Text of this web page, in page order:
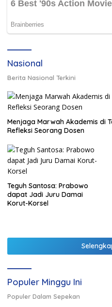
Nasional
Berita Nasional Terkini
Menjaga Marwah Akademis di
Refleksi Seorang Dosen
Teguh Santosa: Prabowo
dapat Jadi Juru Damai
Korut-Korsel
Populer Minggu Ini
Populer Dalam Sepekan